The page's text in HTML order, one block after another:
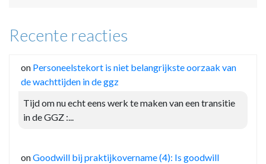
Recente reacties
on Personeelstekort is niet belangrijkste oorzaak van
de wachttijden in de ggz
Tijd om nu echt eens werk te maken van een transitie
in de GGZ :...
onGoodwill bij praktijkovername (4): Is goodwill